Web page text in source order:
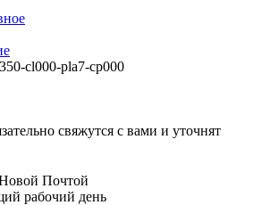
cl000-pla7-cp000
свяжутся с вами и уточнят
Новой Почтой
рабочий день